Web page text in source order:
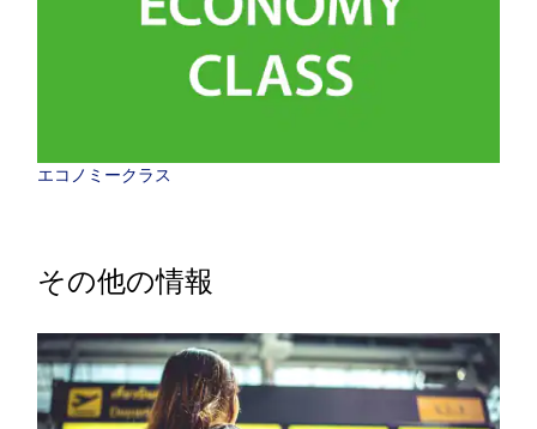
エコノミークラス
その他の情報